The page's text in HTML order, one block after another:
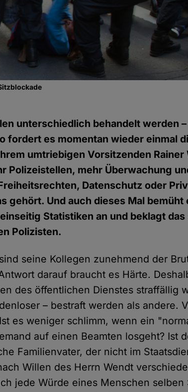
unterschiedlich behandelt werden
fordert es momentan wieder einmal
umtriebigen Vorsitzenden Rainer
Polizeistellen, mehr Überwachung
Datenschutz oder
gehört. Und auch dieses Mal bemüht
Statistiken an und beklagt
Polizisten.
seine Kollegen zunehmend der
darauf braucht es Härte.
des öffentlichen Dienstes straffällig
– bestraft werden als andere.
es weniger schlimm, wenn ein
auf einen Beamten losgeht? Ist
Familienvater, der nicht im
Willen des Herrn Wendt
jede Würde eines Menschen selben